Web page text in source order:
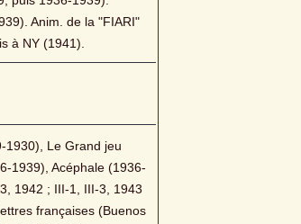
Anim. de la "FIARI"
à NY (1941).
1930), Le Grand jeu
1939), Acéphale (1936-
1942 ; III-1, III-3, 1943
françaises (Buenos